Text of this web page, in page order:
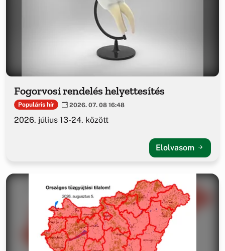
Fogorvosi rendelés helyettesítés
Populáris hír 2026. 07. 08 16:48
2026. július 13-24. között
Elolvasom